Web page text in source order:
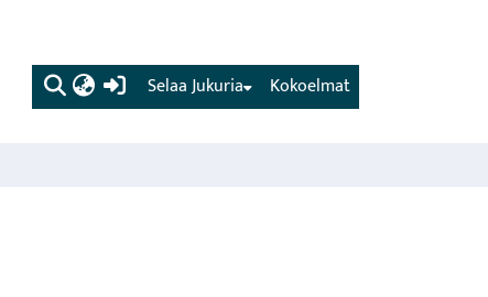
(current) Kokoelmat
Selaa Jukuria